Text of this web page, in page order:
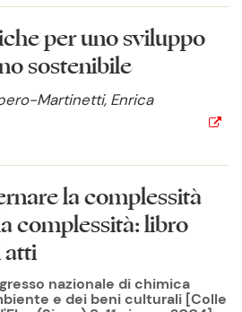
per uno sviluppo
sostenibile
Martinetti, Enrica
la complessità
complessità: libro
atti
nazionale di chimica
e dei beni culturali [Colle